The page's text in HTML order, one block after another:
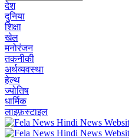
देश
दुनिया
शिक्षा
खेल
मनोरंजन
तकनीकी
अर्थव्यवस्था
हेल्थ
ज्योतिष
धार्मिक
लाइफ़स्टाइल